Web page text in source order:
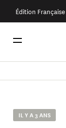
Édition Française
IL Y A 3 ANS